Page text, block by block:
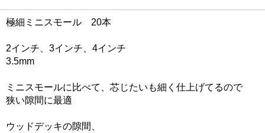
極細ミニスモール 20本
2インチ、3インチ、4インチ
3.5mm
ミニスモールに比べて、芯じたいも細く仕上げてるので
狭い隙間に最適
ウッドデッキの隙間、